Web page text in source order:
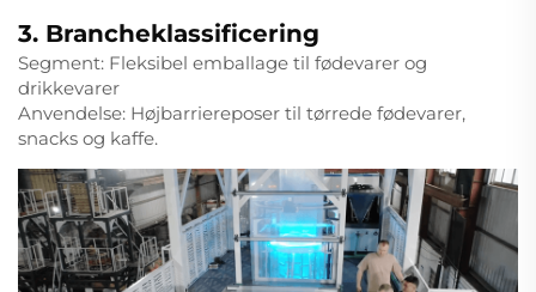
3. Brancheklassificering
Segment: Fleksibel emballage til fødevarer og
drikkevarer
Anvendelse: Højbarriereposer til tørrede fødevarer,
snacks og kaffe.